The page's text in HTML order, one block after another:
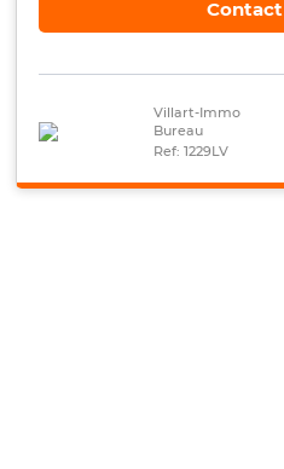
Contact
Villart-Immo
Bureau
Ref: 1229LV